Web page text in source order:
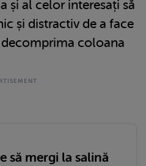
și al celor interesați să
și distractiv de a face
coloana
să mergi la salină